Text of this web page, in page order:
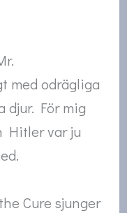
med odrägliga
djur. För mig
Hitler var ju
Cure sjunger